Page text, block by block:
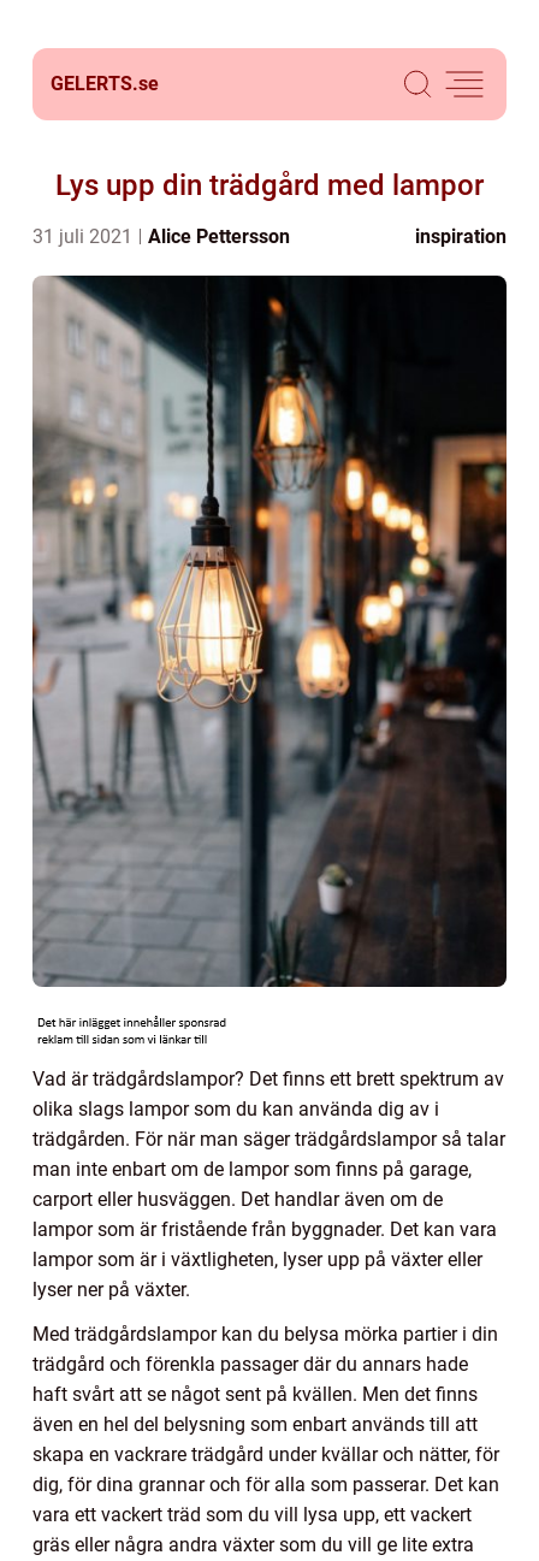
GELERTS.se
Lys upp din trädgård med lampor
31 juli 2021 Alice Pettersson inspiration
Vad är trädgårdslampor? Det finns ett brett spektrum av
olika slags lampor som du kan använda dig av i
trädgården. För när man säger trädgårdslampor så talar
man inte enbart om de lampor som finns på garage,
carport eller husväggen. Det handlar även om de
lampor som är fristående från byggnader. Det kan vara
lampor som är i växtligheten, lyser upp på växter eller
lyser ner på växter.
Med trädgårdslampor kan du belysa mörka partier i din
trädgård och förenkla passager där du annars hade
haft svårt att se något sent på kvällen. Men det finns
även en hel del belysning som enbart används till att
skapa en vackrare trädgård under kvällar och nätter, för
dig, för dina grannar och för alla som passerar. Det kan
vara ett vackert träd som du vill lysa upp, ett vackert
gräs eller några andra växter som du vill ge lite extra